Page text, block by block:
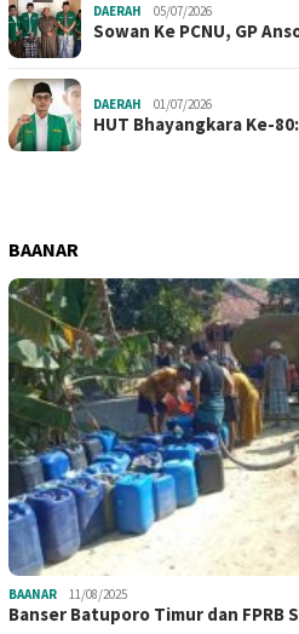
DAERAH 05/07/2026
Sowan Ke PCNU, GP
DAERAH 01/07/2026
HUT Bhayangkara Ke-
BAANAR
BAANAR 11/08/2025
Banser Batuporo Timur dan FPRB